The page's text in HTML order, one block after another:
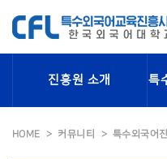
진흥원 소개 특
HOME 커뮤니티 특수외국어